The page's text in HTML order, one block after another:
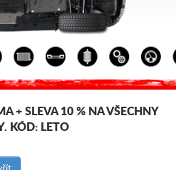
Kód výrobku: 30.145ALU
339€
Značka Seat
+ SLEVA 10 % NA VŠECHNY
KÓD: LETO